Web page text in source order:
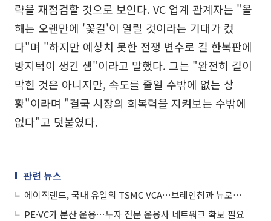
략을 재점검할 것으로 보인다. VC 업계 관계자는 "올
해는 오랜만에 '꽃길'이 열릴 것이라는 기대가 컸
다"며 "하지만 예상치 못한 전쟁 변수로 길 한복판에
방지턱이 생긴 셈"이라고 말했다. 그는 "완전히 길이
막힌 것은 아니지만, 속도를 줄일 수밖에 없는 상
황"이라며 "결국 시장의 회복력을 지켜보는 수밖에
없다"고 덧붙였다.
관련 뉴스
에이직랜드, 국내 유일의 TSMC VCA…브레인칩과 뉴로모픽 AI 프로젝트 수주
PE·VC가 분산 운용…투자 전문 운용사 네트워크 확보 필요